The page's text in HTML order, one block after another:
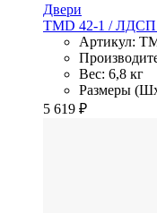
Двери
TMD 42-1 / ЛДСП
Артикул:
Вес: 6,8 кг
Размеры
5 619 ₽